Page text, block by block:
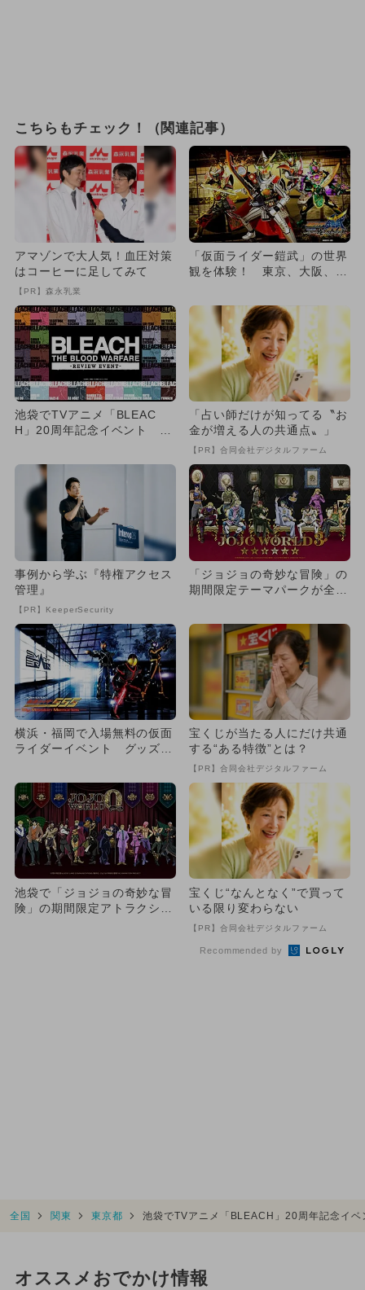
こちらもチェック！（関連記事）
アマゾンで大人気！血圧対策
はコーヒーに足してみて
【PR】森永乳業
「仮面ライダー鎧武」の世界
観を体験！ 東京、大阪、福
池袋でTVアニメ「BLEAC
H」20周年記念イベント ミ
「占い師だけが知ってる〝お
金が増える人の共通点〟」
【PR】合同会社デジタルファーム
事例から学ぶ『特権アクセス
管理』
【PR】KeeperSecurity
「ジョジョの奇妙な冒険」の
期間限定テーマパークが全国
横浜・福岡で入場無料の仮面
ライダーイベント グッズ＆
宝くじが当たる人にだけ共通
する“ある特徴”とは？
【PR】合同会社デジタルファーム
池袋で「ジョジョの奇妙な冒
険」の期間限定アトラクショ
宝くじ“なんとなく”で買って
いる限り変わらない
【PR】合同会社デジタルファーム
Recommended by
全国 関東 東京都 池袋でTVアニメ「BLEACH」20周年記念イ
オススメおでかけ情報